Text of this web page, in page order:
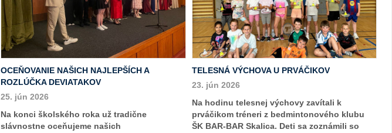
OCEŇOVANIE NAŠICH NAJLEPŠÍCH A
ROZLÚČKA DEVIATAKOV
25. jún 2026
Na konci školského roka už tradične
slávnostne oceňujeme našich
TELESNÁ VÝCHOVA U PRVÁČIKOV
23. jún 2026
Na hodinu telesnej výchovy zavítali k
prváčikom tréneri z bedmintonového klubu
ŠK BAR-BAR Skalica. Deti sa zoznámili so